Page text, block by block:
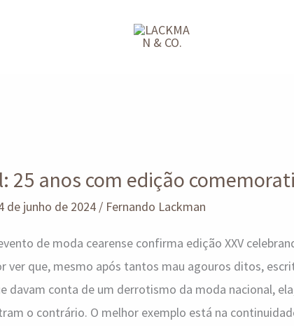
25 anos com edição
de junho de 2024 / Fernando Lackman
de moda cearense confirma edição XXV
ver que, mesmo após tantos mau agouros ditos,
davam conta de um derrotismo da moda nacional,
o contrário. O melhor exemplo está na